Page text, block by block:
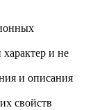
и не
и описания
свойств